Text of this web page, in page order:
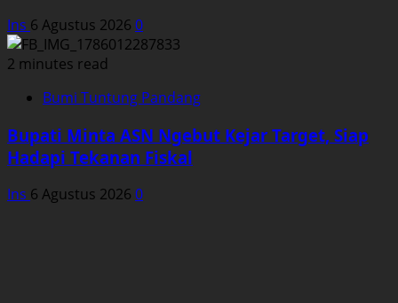
Ins 6 Agustus 2026 0
2 minutes read
Bumi Tuntung Pandang
Bupati Minta ASN Ngebut Kejar Target, Siap
Hadapi Tekanan Fiskal
Ins 6 Agustus 2026 0